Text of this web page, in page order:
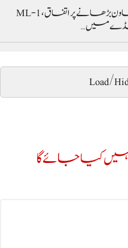
پاکستان اور جاپان میں ترقیاتی تعاون بڑھانے پر اتفاق، ML-1
میں…
Load/
کیا جائے گا